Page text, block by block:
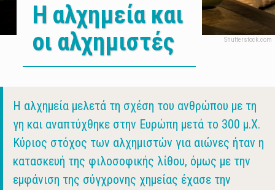
H αλχημεία και
οι αλχημιστές
Η αλχημεία μελετά τη σχέση του ανθρώπου με τη
γη και αναπτύχθηκε στην Ευρώπη μετά το 300 μ.Χ.
Κύριος στόχος των αλχημιστών για αιώνες ήταν η
κατασκευή της φιλοσοφικής λίθου, όμως με την
εμφάνιση της σύγχρονης χημείας έχασε την